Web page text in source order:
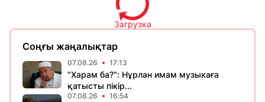
Загрузка
Соңғы жаңалықтар
07.08.26 17:13
"Харам ба?": Нұрлан имам музыкаға
қатысты пікір...
07.08.26 16:54